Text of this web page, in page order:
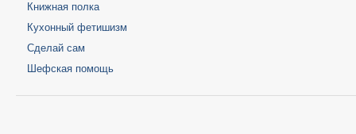
Книжная полка
Кухонный фетишизм
Сделай сам
Шефская помощь